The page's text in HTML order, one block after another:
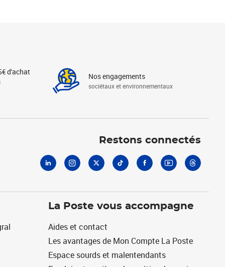
d'achat Nos engagements
sociétaux et environnementaux
Restons connectés
La Poste vous accompagne
Aides et contact
Les avantages de Mon Compte La Poste
Espace sourds et malentendants